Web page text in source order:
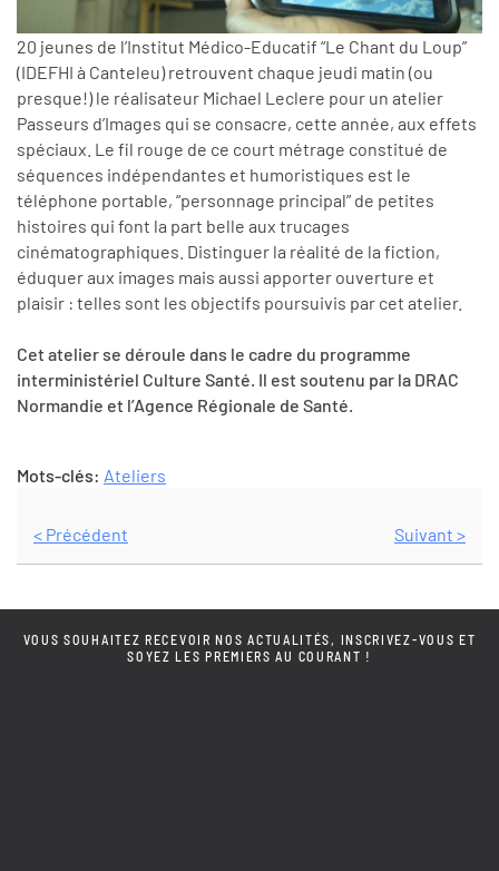
20 jeunes de l’Institut Médico-Educatif “Le Chant du Loup”
(IDEFHI à Canteleu) retrouvent chaque jeudi matin (ou
presque!) le réalisateur Michael Leclere pour un atelier
Passeurs d’Images qui se consacre, cette année, aux effets
spéciaux. Le fil rouge de ce court métrage constitué de
séquences indépendantes et humoristiques est le
téléphone portable, “personnage principal” de petites
histoires qui font la part belle aux trucages
cinématographiques. Distinguer la réalité de la fiction,
éduquer aux images mais aussi apporter ouverture et
plaisir : telles sont les objectifs poursuivis par cet atelier.
Cet atelier se déroule dans le cadre du programme
interministériel Culture Santé. Il est soutenu par la DRAC
Normandie et l’Agence Régionale de Santé.
Mots-clés: Ateliers
< Précédent Suivant >
VOUS SOUHAITEZ RECEVOIR NOS ACTUALITÉS, INSCRIVEZ-VOUS ET
SOYEZ LES PREMIERS AU COURANT !